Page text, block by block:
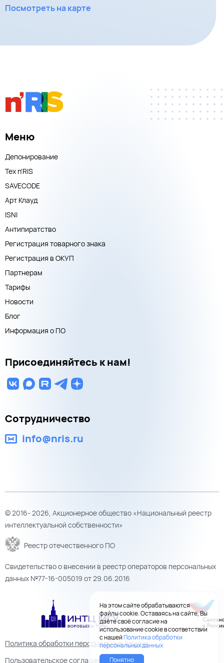
Посмотреть на карте
Меню
Депонирование
Тех n'RIS
SAVECODE
Арт Клауд
ISNI
Антипиратство
Регистрация товарного знака
Регистрация в ОКУП
Партнерам
Тарифы
Новости
Блог
Информация о ПО
Присоединяйтесь к нам!
Сотрудничество
info@nris.ru
© 2016- 2026, Акционерное общество «Национальный реестр
интеллектуальной собственности»
Реестр отечественного ПО
Свидетельство о внесении в реестр операторов персональных
данных №77-16-005019 от 29.06.2016
Политика обработки персональных данных
Пользовательское соглашение
На этом сайте обрабатываются
файлы cookie. Оставаясь на сайте, Вы
даёте своё согласие на
использование cookie в соответствии
с нашейПолитика обработки
персональных данных
Понятно